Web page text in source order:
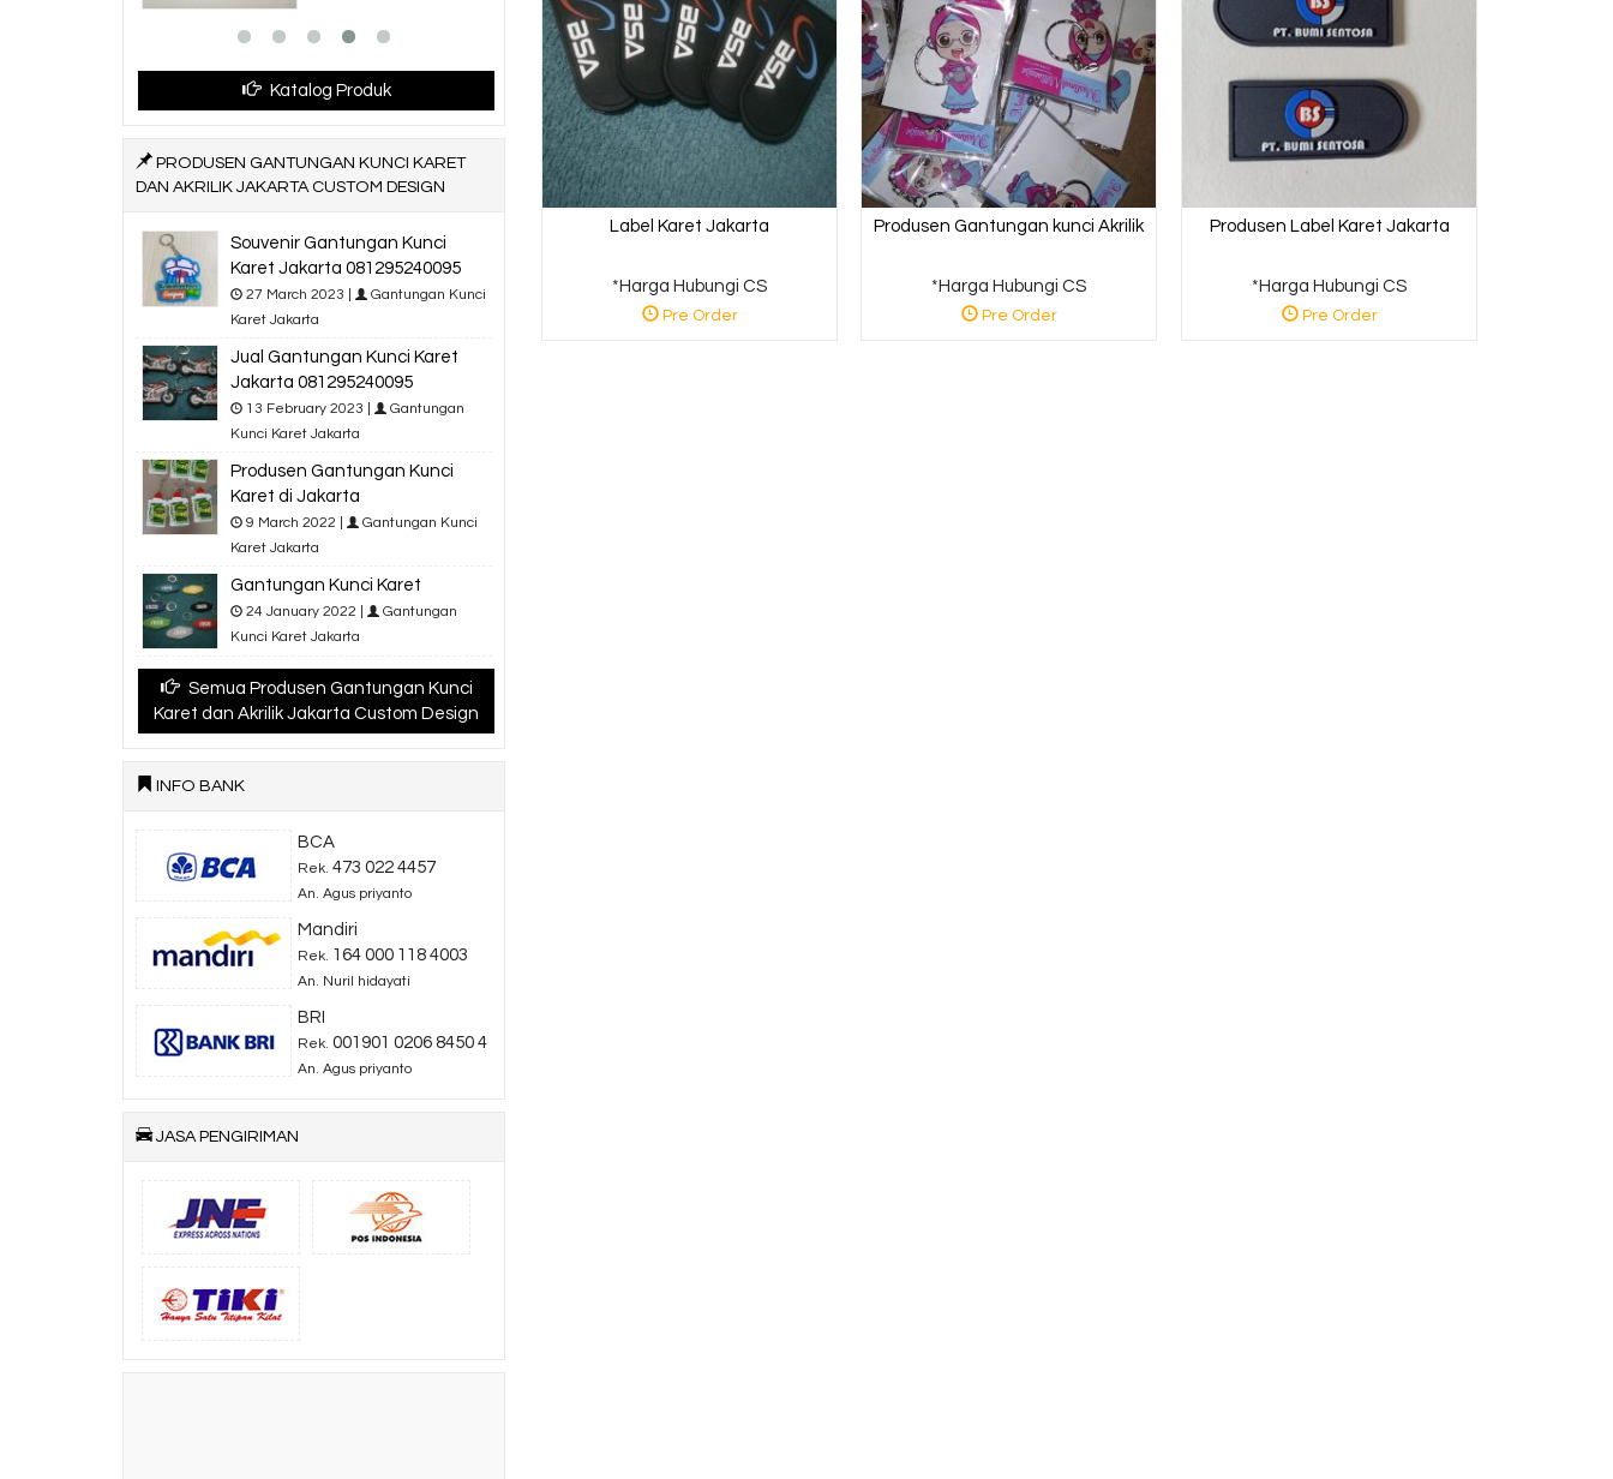
Label Karet Jakarta
*Harga Hubungi CS
Pre Order
Produsen Gantungan kunci Akrilik
*Harga Hubungi CS
Pre Order
Produsen Label Karet Jakarta
*Harga Hubungi CS
Pre Order
Katalog Produk
PRODUSEN GANTUNGAN KUNCI KARET
DAN AKRILIK JAKARTA CUSTOM DESIGN
Souvenir Gantungan Kunci
Karet Jakarta 081295240095
27 March 2023 |
Gantungan Kunci
Karet Jakarta
Jual Gantungan Kunci Karet
Jakarta 081295240095
13 February 2023 |
Gantungan
Kunci Karet Jakarta
Produsen Gantungan Kunci
Karet di Jakarta
9 March 2022 |
Gantungan Kunci
Karet Jakarta
Gantungan Kunci Karet
24 January 2022 |
Gantungan
Kunci Karet Jakarta
Semua Produsen Gantungan Kunci
Karet dan Akrilik Jakarta Custom Design
INFO BANK
BCA
Rek. 473 022 4457
An. Agus priyanto
Mandiri
Rek. 164 000 118 4003
An. Nuril hidayati
BRI
Rek. 001901 0206 8450 4
An. Agus priyanto
JASA PENGIRIMAN